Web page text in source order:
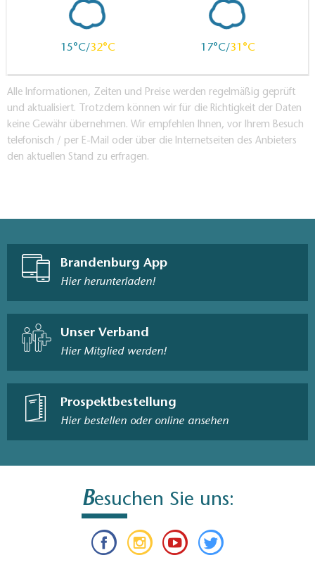
15 32 17 31
Alle Informationen, Zeiten und Preise werden regelmäßig geprüft
und aktualisiert. Trotzdem können wir für die Richtigkeit der Daten
keine Gewähr übernehmen. Wir empfehlen Ihnen, vor Ihrem Besuch
telefonisch / per E-Mail oder über die Internetseiten des Anbieters
den aktuellen Stand zu erfragen.
Brandenburg App
Hier herunterladen!
Unser Verband
Hier Mitglied werden!
Prospektbestellung
Hier bestellen oder online ansehen
Besuchen Sie uns: